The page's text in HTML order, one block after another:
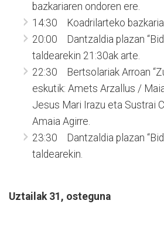
bazkariaren ondoren ere.
14:30 Koadrilarteko
20:00 Dantzaldia plazan
taldearekin 21:30ak arte.
22:30 Bertsolariak Arroan
eskutik: Amets Arzallus /
Jesus Mari Irazu eta Sustrai
Amaia Agirre.
23:30 Dantzaldia plazan
taldearekin.
Uztailak 31, osteguna